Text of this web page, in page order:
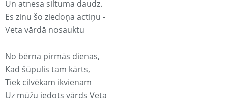
Un atnesa siltuma daudz.
Es zinu šo ziedoņa actiņu -
Veta vārdā nosauktu
No bērna pirmās dienas,
Kad šūpulis tam kārts,
Tiek cilvēkam ikvienam
Uz mūžu iedots vārds Veta